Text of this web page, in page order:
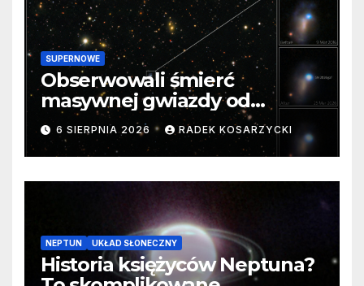
SUPERNOWE
Obserwowali śmierć
masywnej gwiazdy od
samego początku. Niezwykle
cenne dane
6 SIERPNIA 2026 RADEK KOSARZYCKI
NEPTUN UKŁAD SŁONECZNY
Historia księżyców Neptuna?